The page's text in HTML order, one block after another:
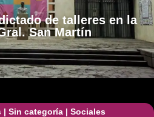
de talleres en la
San Martín
| Sin categoría| Sociales